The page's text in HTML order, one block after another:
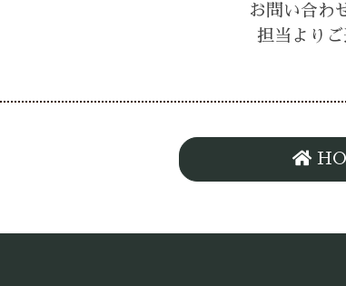
お問い合わ
担当よりご